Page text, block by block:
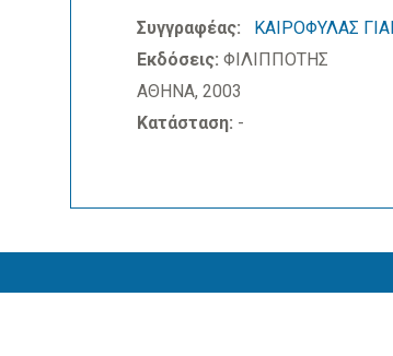
Συγγραφέας:
ΚΑΙΡΟΦΥΛΑΣ
Εκδόσεις: ΦΙΛΙΠΠΟΤΗΣ
ΑΘΗΝΑ, 2003
Κατάσταση: -